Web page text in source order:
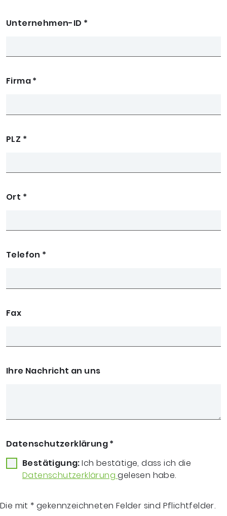
Unternehmen-ID *
Firma*
PLZ *
Ort *
Telefon *
Fax
Ihre Nachricht an uns
Datenschutzerklärung*
Bestätigung:Ich bestätige, dass ich die
Datenschutzerklärunggelesen habe.
Die mit * gekennzeichneten Felder sind Pflichtfelder.